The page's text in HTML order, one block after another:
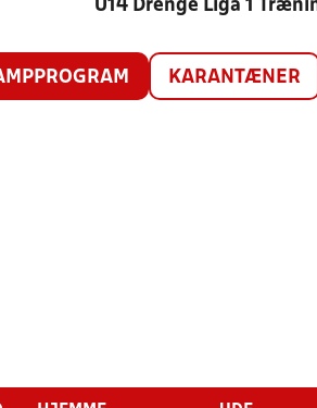
U14 Drenge Liga 1
KARANTÆNER